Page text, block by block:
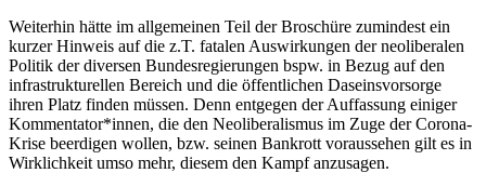
Weiterhin hätte im allgemeinen Teil der Broschüre zumindest ein
kurzer Hinweis auf die z.T. fatalen Auswirkungen der neoliberalen
Politik der diversen Bundesregierungen bspw. in Bezug auf den
infrastrukturellen Bereich und die öffentlichen Daseinsvorsorge
ihren Platz finden müssen. Denn entgegen der Auffassung einiger
Kommentator*innen, die den Neoliberalismus im Zuge der Corona-
Krise beerdigen wollen, bzw. seinen Bankrott voraussehen gilt es in
Wirklichkeit umso mehr, diesem den Kampf anzusagen.